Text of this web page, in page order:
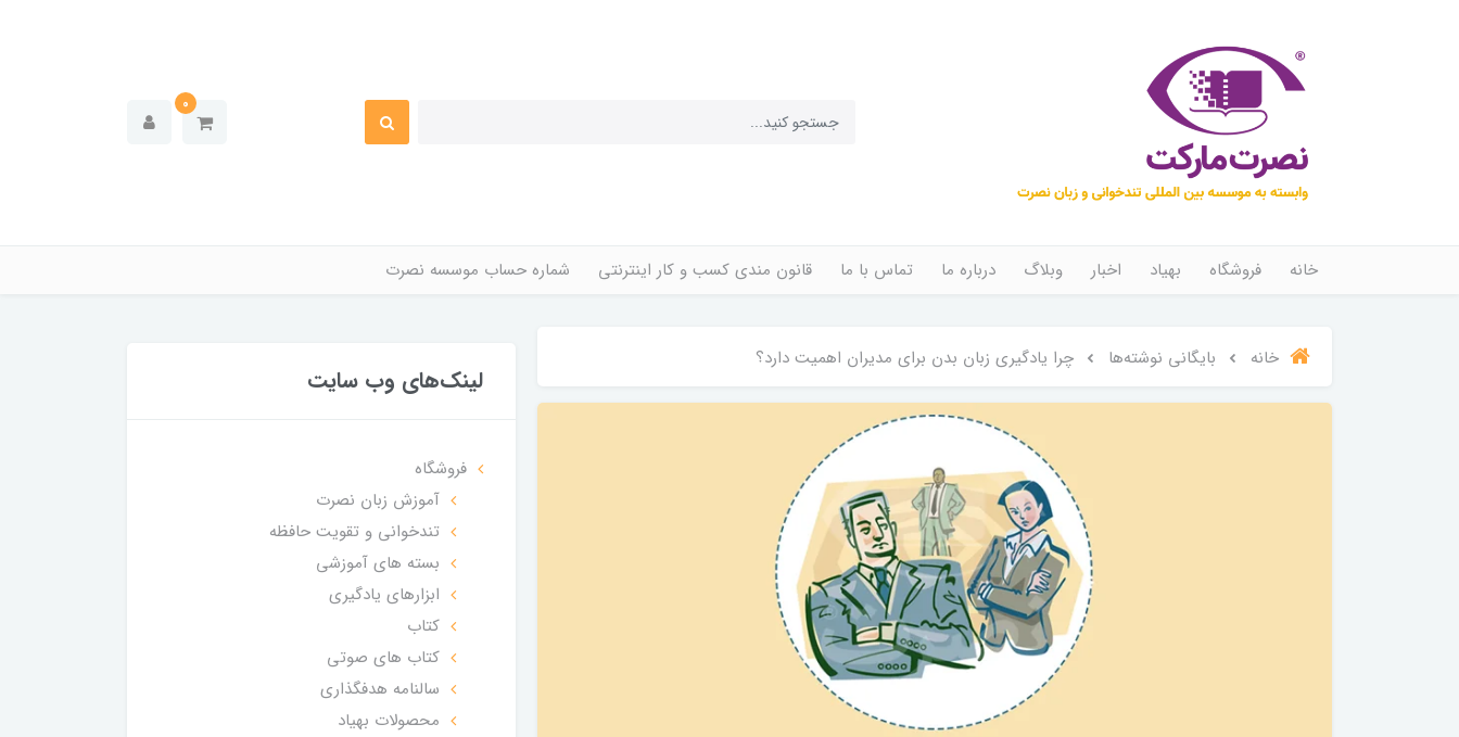
0
خانه فروشگاه بهیاد اخبار وبلاگ درباره ما تماس با ما قانون مندی کسب و کار اینترنتی شماره حساب موسسه نصرت
خانه بایگانی نوشته‌ها چرا یادگیری زبان بدن برای مدیران اهمیت دارد؟
لینک‌های وب سایت
فروشگاه
آموزش زبان نصرت
تندخوانی و تقویت حافظه
بسته های آموزشی
ابزارهای یادگیری
کتاب
کتاب های صوتی
سالنامه هدفگذاری
محصولات بهیاد